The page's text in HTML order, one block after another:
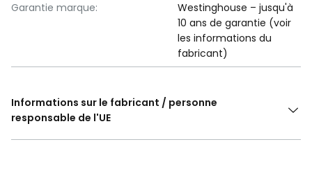
Garantie marque:
Westinghouse – jusqu'à
10 ans de garantie (voir
les informations du
fabricant)
Informations sur le fabricant / personne
responsable de l'UE